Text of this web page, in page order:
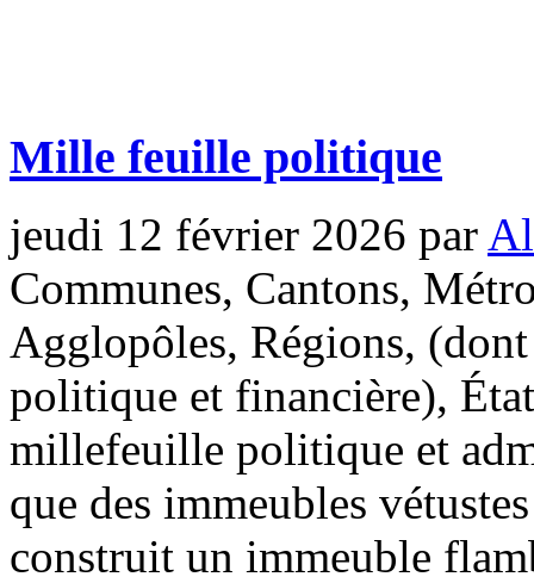
Mille feuille politique
jeudi 12 février 2026 par
Communes, Cantons,
Agglopôles, Régions,
politique et financière),
millefeuille politique et
que des immeubles
construit un immeuble